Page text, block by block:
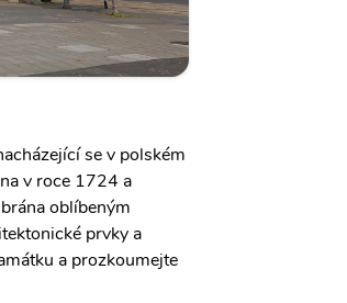
se v polském
v roce 1724 a
oblíbeným
prvky a
a prozkoumejte